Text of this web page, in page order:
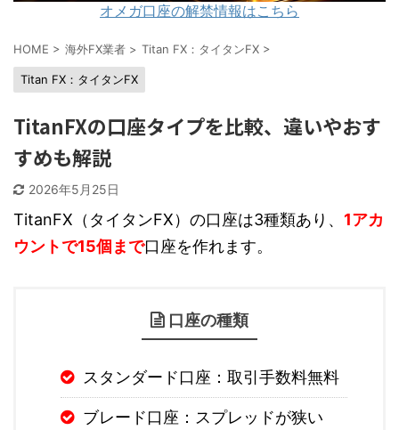
オメガ口座の解禁情報はこちら
HOME > 海外FX業者 > Titan FX：タイタンFX >
Titan FX：タイタンFX
TitanFXの口座タイプを比較、違いやおす
すめも解説
2026年5月25日
TitanFX（タイタンFX）の口座は3種類あり、 1アカ
ウントで15個まで口座を作れます。
口座の種類
スタンダード口座：取引手数料無料
ブレード口座：スプレッドが狭い